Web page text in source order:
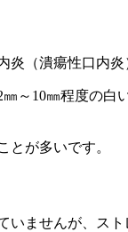
（潰瘍性口内炎
～10㎜程度の
とが多いです。
いませんが、ス